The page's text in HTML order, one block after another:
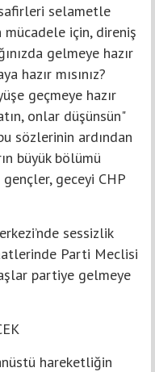
selametle
mücadele için, direniş
gelmeye hazır
hazır mısınız?
geçmeye hazır
onlar düşünsün"
sözlerinin ardından
büyük bölümü
geceyi CHP
sessizlik
Parti Meclisi
partiye gelmeye
hareketliğin